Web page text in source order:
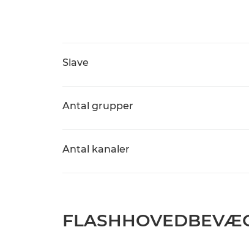
Slave
Antal grupper
Antal kanaler